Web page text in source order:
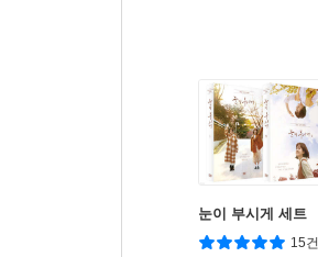
눈이 부시게 세트
15건